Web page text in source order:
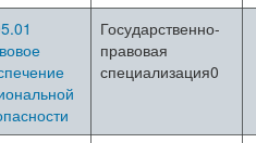
Государственно-
правовая
специализация0